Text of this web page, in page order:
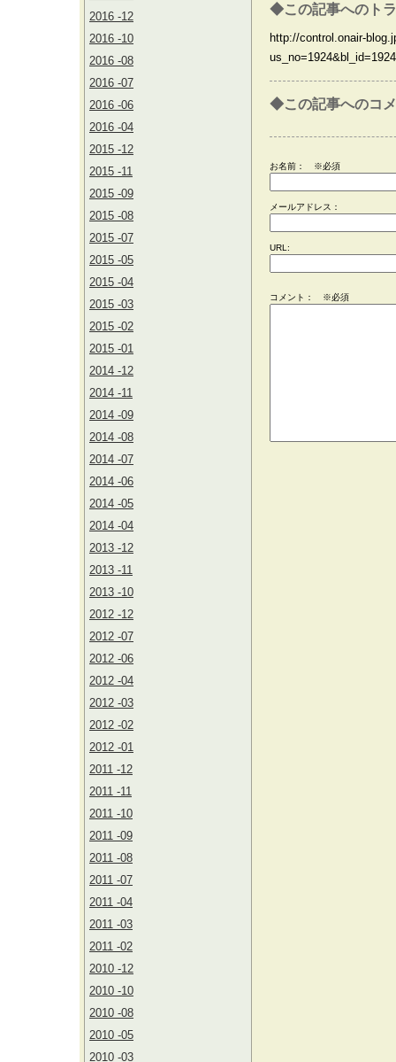
2016 -12
2016 -10
2016 -08
2016 -07
2016 -06
2016 -04
2015 -12
2015 -11
2015 -09
2015 -08
2015 -07
2015 -05
2015 -04
2015 -03
2015 -02
2015 -01
2014 -12
2014 -11
2014 -09
2014 -08
2014 -07
2014 -06
2014 -05
2014 -04
2013 -12
2013 -11
2013 -10
2012 -12
2012 -07
2012 -06
2012 -04
2012 -03
2012 -02
2012 -01
2011 -12
2011 -11
2011 -10
2011 -09
2011 -08
2011 -07
2011 -04
2011 -03
2011 -02
2010 -12
2010 -10
2010 -08
2010 -05
2010 -03
◆この記事へのト
http://control.onair-
◆この記事へのコ
お名前： ※必須
メールアドレス：
URL:
コメント： ※必須